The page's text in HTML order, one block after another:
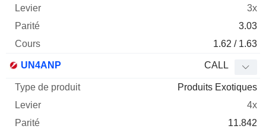
3x
3.03
1.62 / 1.63
UN4ANP CALL
Produits Exotiques
4x
11.842